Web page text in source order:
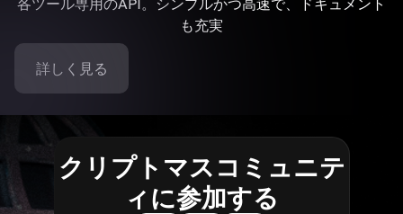
各ツール専用のAPI。シンプルかつ高速で、ドキュメント
も充実
詳しく見る
クリプトマスコミュニテ
ィに参加する